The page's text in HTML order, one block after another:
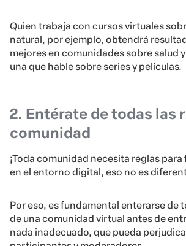
Quien trabaja con cursos virtuales
natural, por ejemplo, obtendrá
mejores en comunidades sobre salud
una que hable sobre series y películas.
2. Entérate de todas las
comunidad
¡Toda comunidad necesita reglas
en el entorno digital, eso no es
Por eso, es fundamental enterarse de
de una comunidad virtual antes de
nada inadecuado, que pueda